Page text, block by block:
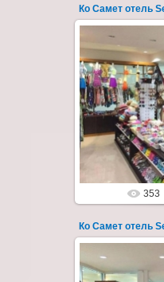
Экскурсия на
ночевкой в
Пхай -
353